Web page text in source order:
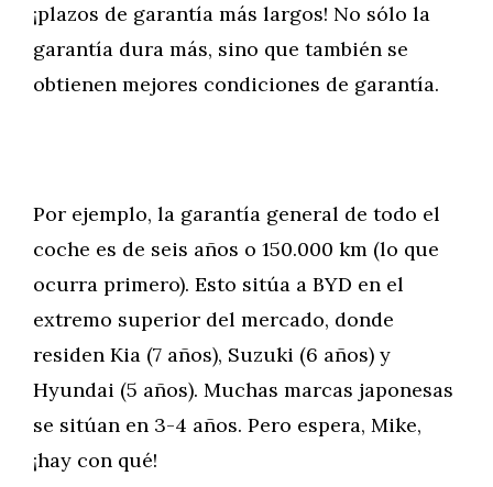
¡plazos de garantía más largos! No sólo la
garantía dura más, sino que también se
obtienen mejores condiciones de garantía.
Por ejemplo, la garantía general de todo el
coche es de seis años o 150.000 km (lo que
ocurra primero). Esto sitúa a BYD en el
extremo superior del mercado, donde
residen Kia (7 años), Suzuki (6 años) y
Hyundai (5 años). Muchas marcas japonesas
se sitúan en 3-4 años. Pero espera, Mike,
¡hay con qué!